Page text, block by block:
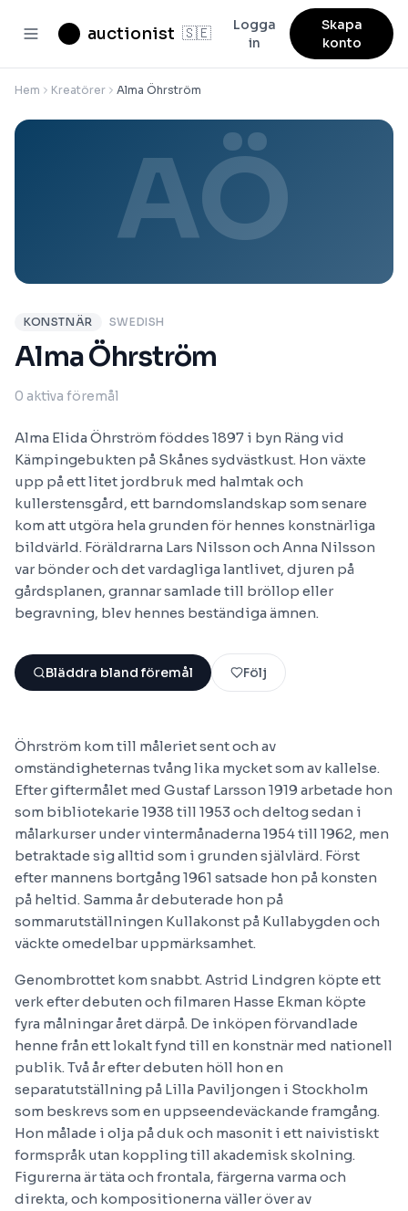
auctionist 🇸🇪
Logga
in
Skapa
konto
Hem Kreatörer Alma Öhrström
AÖ
KONSTNÄR SWEDISH
Alma Öhrström
0 aktiva föremål
Alma Elida Öhrström föddes 1897 i byn Räng vid
Kämpingebukten på Skånes sydvästkust. Hon växte
upp på ett litet jordbruk med halmtak och
kullerstensgård, ett barndomslandskap som senare
kom att utgöra hela grunden för hennes konstnärliga
bildvärld. Föräldrarna Lars Nilsson och Anna Nilsson
var bönder och det vardagliga lantlivet, djuren på
gårdsplanen, grannar samlade till bröllop eller
begravning, blev hennes beständiga ämnen.
Bläddra bland föremål Följ
Öhrström kom till måleriet sent och av
omständigheternas tvång lika mycket som av kallelse.
Efter giftermålet med Gustaf Larsson 1919 arbetade hon
som bibliotekarie 1938 till 1953 och deltog sedan i
målarkurser under vintermånaderna 1954 till 1962, men
betraktade sig alltid som i grunden självlärd. Först
efter mannens bortgång 1961 satsade hon på konsten
på heltid. Samma år debuterade hon på
sommarutställningen Kullakonst på Kullabygden och
väckte omedelbar uppmärksamhet.
Genombrottet kom snabbt. Astrid Lindgren köpte ett
verk efter debuten och filmaren Hasse Ekman köpte
fyra målningar året därpå. De inköpen förvandlade
henne från ett lokalt fynd till en konstnär med nationell
publik. Två år efter debuten höll hon en
separatutställning på Lilla Paviljongen i Stockholm
som beskrevs som en uppseendeväckande framgång.
Hon målade i olja på duk och masonit i ett naivistiskt
formspråk utan koppling till akademisk skolning.
Figurerna är täta och frontala, färgerna varma och
direkta, och kompositionerna väller över av